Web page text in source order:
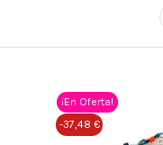
-37,48 €
¡En Oferta!